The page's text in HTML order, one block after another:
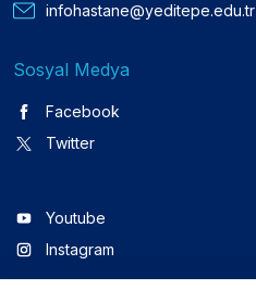
infohastane@yeditepe.edu.tr
Sosyal Medya
Facebook
Twitter
Youtube
Instagram